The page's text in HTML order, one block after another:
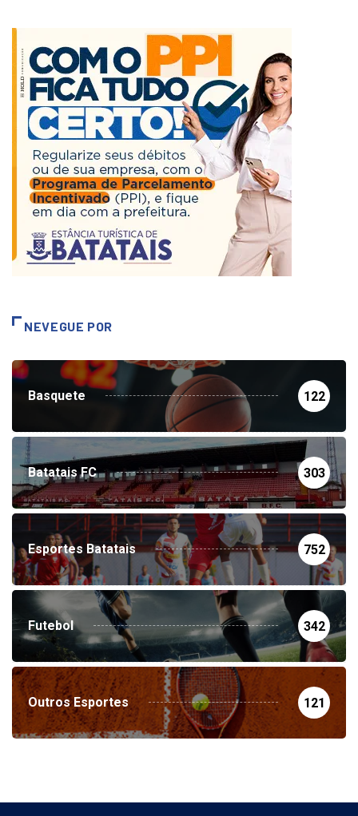
NEVEGUE POR
Basquete 122
Batatais FC 303
Esportes Batatais 752
Futebol 342
Outros Esportes 121